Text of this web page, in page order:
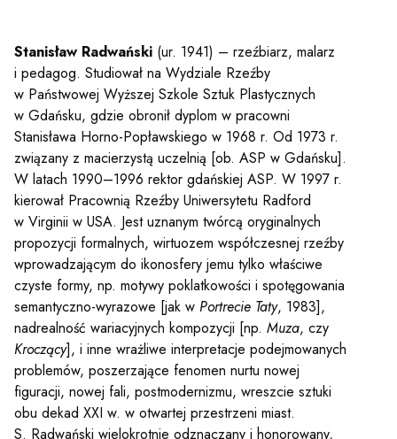
Stanisław Radwański (ur. 1941) – rzeźbiarz, malarz
i pedagog. Studiował na Wydziale Rzeźby
w Państwowej Wyższej Szkole Sztuk Plastycznych
w Gdańsku, gdzie obronił dyplom w pracowni
Stanisława Horno-Popławskiego w 1968 r. Od 1973 r.
związany z macierzystą uczelnią [ob. ASP w Gdańsku].
W latach 1990–1996 rektor gdańskiej ASP. W 1997 r.
kierował Pracownią Rzeźby Uniwersytetu Radford
w Virginii w USA. Jest uznanym twórcą oryginalnych
propozycji formalnych, wirtuozem współczesnej rzeźby
wprowadzającym do ikonosfery jemu tylko właściwe
czyste formy, np. motywy poklatkowości i spotęgowania
semantyczno-wyrazowe [jak w Portrecie Taty, 1983],
nadrealność wariacyjnych kompozycji [np. Muza, czy
Kroczący], i inne wrażliwe interpretacje podejmowanych
problemów, poszerzające fenomen nurtu nowej
figuracji, nowej fali, postmodernizmu, wreszcie sztuki
obu dekad XXI w. w otwartej przestrzeni miast.
S. Radwański wielokrotnie odznaczany i honorowany,